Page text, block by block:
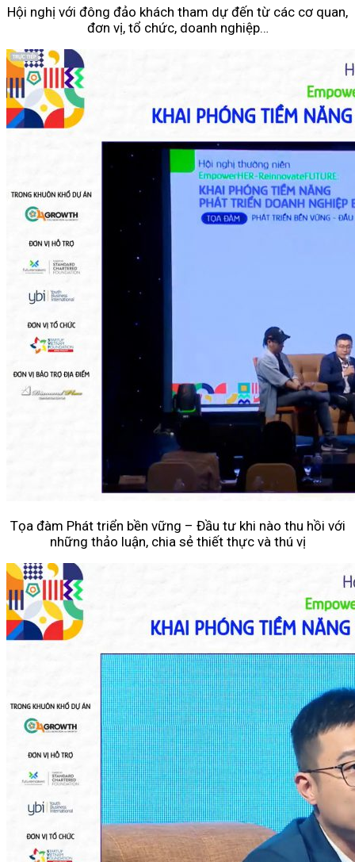
Hội nghị với đông đảo khách tham dự đến từ các cơ quan,
đơn vị, tổ chức, doanh nghiệp…
Tọa đàm Phát triển bền vững – Đầu tư khi nào thu hồi với
những thảo luận, chia sẻ thiết thực và thú vị